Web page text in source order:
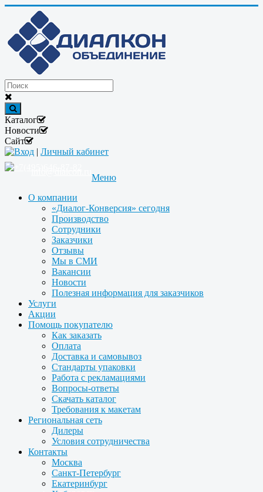
Каталог
Новости
Сайт
Вход | Личный кабинет
Меню
О компании
«Диалог-Конверсия» сегодня
Производство
Сотрудники
Заказчики
Отзывы
Мы в СМИ
Вакансии
Новости
Полезная информация для заказчиков
Услуги
Акции
Помощь покупателю
Как заказать
Оплата
Доставка и самовывоз
Стандарты упаковки
Работа с рекламациями
Вопросы-ответы
Скачать каталог
Требования к макетам
Региональная сеть
Дилеры
Условия сотрудничества
Контакты
Москва
Санкт-Петербург
Екатеринбург